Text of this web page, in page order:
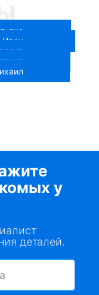
Иван
у
деталей.